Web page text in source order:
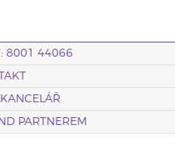
8001 44066
PARTNEREM